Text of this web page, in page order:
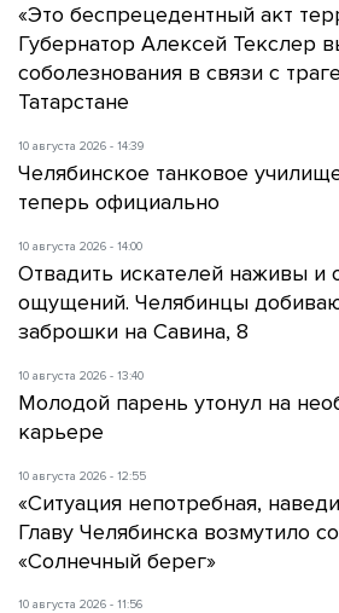
«Это беспрецедентный акт
Губернатор Алексей Текслер
соболезнования в связи с
Татарстане
10 августа 2026 - 14:39
Челябинское танковое
теперь официально
10 августа 2026 - 14:00
Отвадить искателей наживы и
ощущений. Челябинцы
заброшки на Савина, 8
10 августа 2026 - 13:40
Молодой парень утонул на
карьере
10 августа 2026 - 12:55
«Ситуация непотребная,
Главу Челябинска возмутило
«Солнечный берег»
10 августа 2026 - 11:56